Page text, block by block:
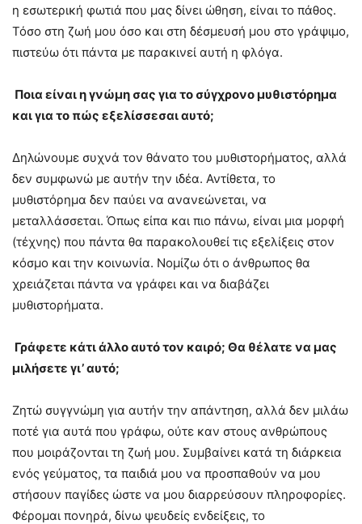
η εσωτερική φωτιά που μας δίνει ώθηση, είναι το πάθος.
Τόσο στη ζωή μου όσο και στη δέσμευσή μου στο γράψιμο,
πιστεύω ότι πάντα με παρακινεί αυτή η φλόγα.
Ποια είναι η γνώμη σας για το σύγχρονο μυθιστόρημα
και για το πώς εξελίσσεσαι αυτό;
Δηλώνουμε συχνά τον θάνατο του μυθιστορήματος, αλλά
δεν συμφωνώ με αυτήν την ιδέα. Αντίθετα, το
μυθιστόρημα δεν παύει να ανανεώνεται, να
μεταλλάσσεται. Όπως είπα και πιο πάνω, είναι μια μορφή
(τέχνης) που πάντα θα παρακολουθεί τις εξελίξεις στον
κόσμο και την κοινωνία. Νομίζω ότι ο άνθρωπος θα
χρειάζεται πάντα να γράφει και να διαβάζει
μυθιστορήματα.
Γράφετε κάτι άλλο αυτό τον καιρό; Θα θέλατε να μας
μιλήσετε γι’αυτό;
Ζητώ συγγνώμη για αυτήν την απάντηση, αλλά δεν μιλάω
ποτέ για αυτά που γράφω, ούτε καν στους ανθρώπους
που μοιράζονται τη ζωή μου. Συμβαίνει κατά τη διάρκεια
ενός γεύματος, τα παιδιά μου να προσπαθούν να μου
στήσουν παγίδες ώστε να μου διαρρεύσουν πληροφορίες.
Φέρομαι πονηρά, δίνω ψευδείς ενδείξεις, το